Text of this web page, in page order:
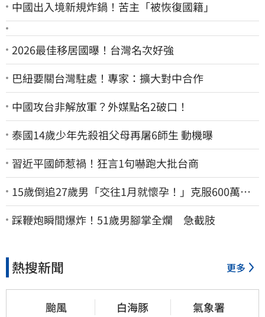
中國出入境新規炸鍋！苦主「被恢復國籍」
2026最佳移居國曝！台灣名次好強
巴紐要關台灣駐處！專家：擴大對中合作
中國攻台非解放軍？外媒點名2破口！
泰國14歲少年先殺祖父母再屠6師生 動機曝
習近平國師惹禍！狂言1句嚇跑大批台商
15歲倒追27歲男「交往1月就懷孕！」克服600萬債
務 36歲美魔女當阿嬤了
踩鞭炮瞬間爆炸！51歲男腳掌全爛 急截肢
熱搜新聞 更多
颱風 白海豚 氣象署